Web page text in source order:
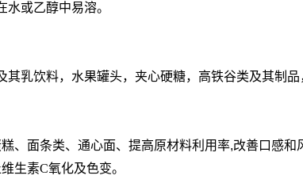
或乙醇中易溶。
乳饮料，水果罐头，夹心硬糖，高铁谷类及其制
、面条类、通心面、提高原材料利用率,改善口感和
生素C氧化及色变。